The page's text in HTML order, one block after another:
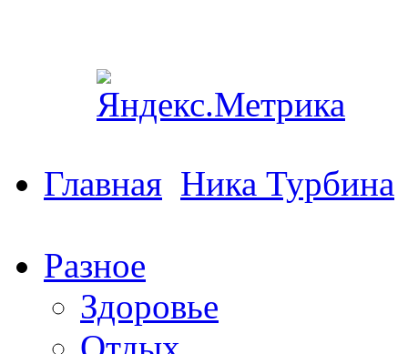
Главная Ника Турбина
Разное
Здоровье